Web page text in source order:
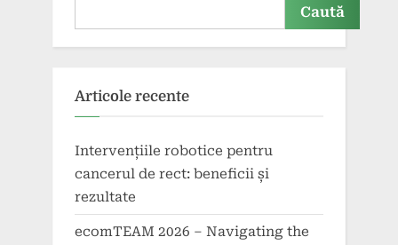
Caută
Articole recente
Intervențiile robotice pentru
cancerul de rect: beneficii și
rezultate
ecomTEAM 2026 – Navigating the